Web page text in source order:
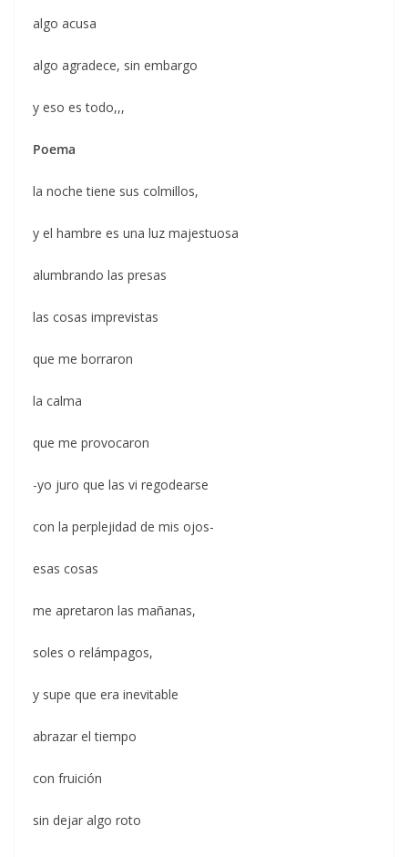
algo acusa
algo agradece, sin embargo
y eso es todo,,,
Poema
la noche tiene sus colmillos,
y el hambre es una luz majestuosa
alumbrando las presas
las cosas imprevistas
que me borraron
la calma
que me provocaron
-yo juro que las vi regodearse
con la perplejidad de mis ojos-
esas cosas
me apretaron las mañanas,
soles o relámpagos,
y supe que era inevitable
abrazar el tiempo
con fruición
sin dejar algo roto